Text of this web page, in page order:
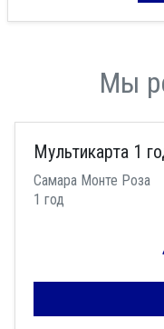
Мы
Мультикарта 1
Самара Монте Роза
1 год